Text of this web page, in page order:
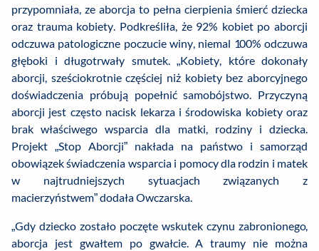
przypomniała, ze aborcja to pełna cierpienia śmierć dziecka
oraz trauma kobiety. Podkreśliła, że 92% kobiet po aborcji
odczuwa patologiczne poczucie winy, niemal 100% odczuwa
głęboki i długotrwały smutek. „Kobiety, które dokonały
aborcji, sześciokrotnie częściej niż kobiety bez aborcyjnego
doświadczenia próbują popełnić samobójstwo. Przyczyną
aborcji jest często nacisk lekarza i środowiska kobiety oraz
brak właściwego wsparcia dla matki, rodziny i dziecka.
Projekt „Stop Aborcji” nakłada na państwo i samorząd
obowiązek świadczenia wsparcia i pomocy dla rodzin i matek
w najtrudniejszych sytuacjach związanych z
macierzyństwem” dodała Owczarska.
„Gdy dziecko zostało poczęte wskutek czynu zabronionego,
aborcja jest gwałtem po gwałcie. A traumy nie można